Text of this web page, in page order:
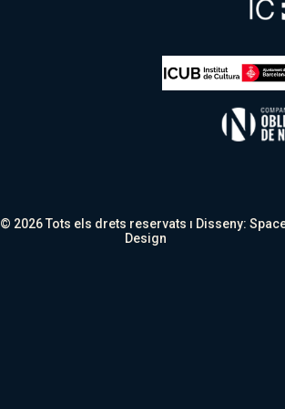
© 2026 Tots els drets reservats ı Disseny:
Design